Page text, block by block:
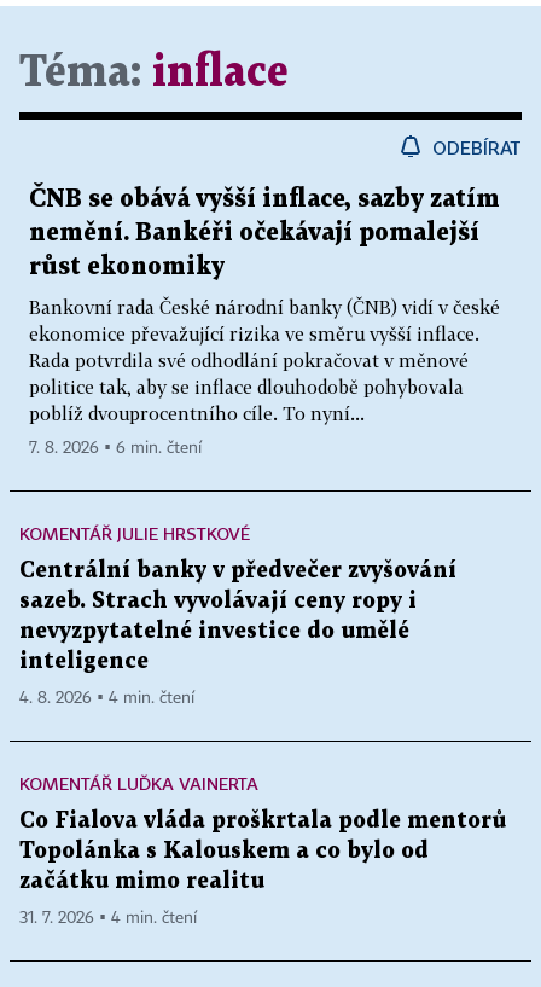
Téma: inflace
ODEBÍRAT
ČNB se obává vyšší inflace, sazby zatím
nemění. Bankéři očekávají pomalejší
růst ekonomiky
Bankovní rada České národní banky (ČNB) vidí v české
ekonomice převažující rizika ve směru vyšší inflace.
Rada potvrdila své odhodlání pokračovat v měnové
politice tak, aby se inflace dlouhodobě pohybovala
poblíž dvouprocentního cíle. To nyní...
7. 8. 2026 ▪ 6 min. čtení
KOMENTÁŘ JULIE HRSTKOVÉ
Centrální banky v předvečer zvyšování
sazeb. Strach vyvolávají ceny ropy i
nevyzpytatelné investice do umělé
inteligence
4. 8. 2026 ▪ 4 min. čtení
KOMENTÁŘ LUĎKA VAINERTA
Co Fialova vláda proškrtala podle mentorů
Topolánka s Kalouskem a co bylo od
začátku mimo realitu
31. 7. 2026 ▪ 4 min. čtení